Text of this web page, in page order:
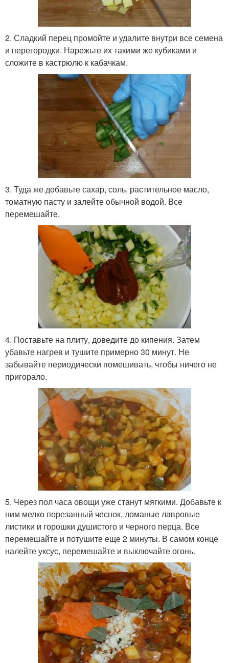
2. Сладкий перец промойте и удалите внутри все семена
и перегородки. Нарежьте их такими же кубиками и
сложите в кастрюлю к кабачкам.
3. Туда же добавьте сахар, соль, растительное масло,
томатную пасту и залейте обычной водой. Все
перемешайте.
4. Поставьте на плиту, доведите до кипения. Затем
убавьте нагрев и тушите примерно 30 минут. Не
забывайте периодически помешивать, чтобы ничего не
пригорало.
5. Через пол часа овощи уже станут мягкими. Добавьте к
ним мелко порезанный чеснок, ломаные лавровые
листики и горошки душистого и черного перца. Все
перемешайте и потушите еще 2 минуты. В самом конце
налейте уксус, перемешайте и выключайте огонь.